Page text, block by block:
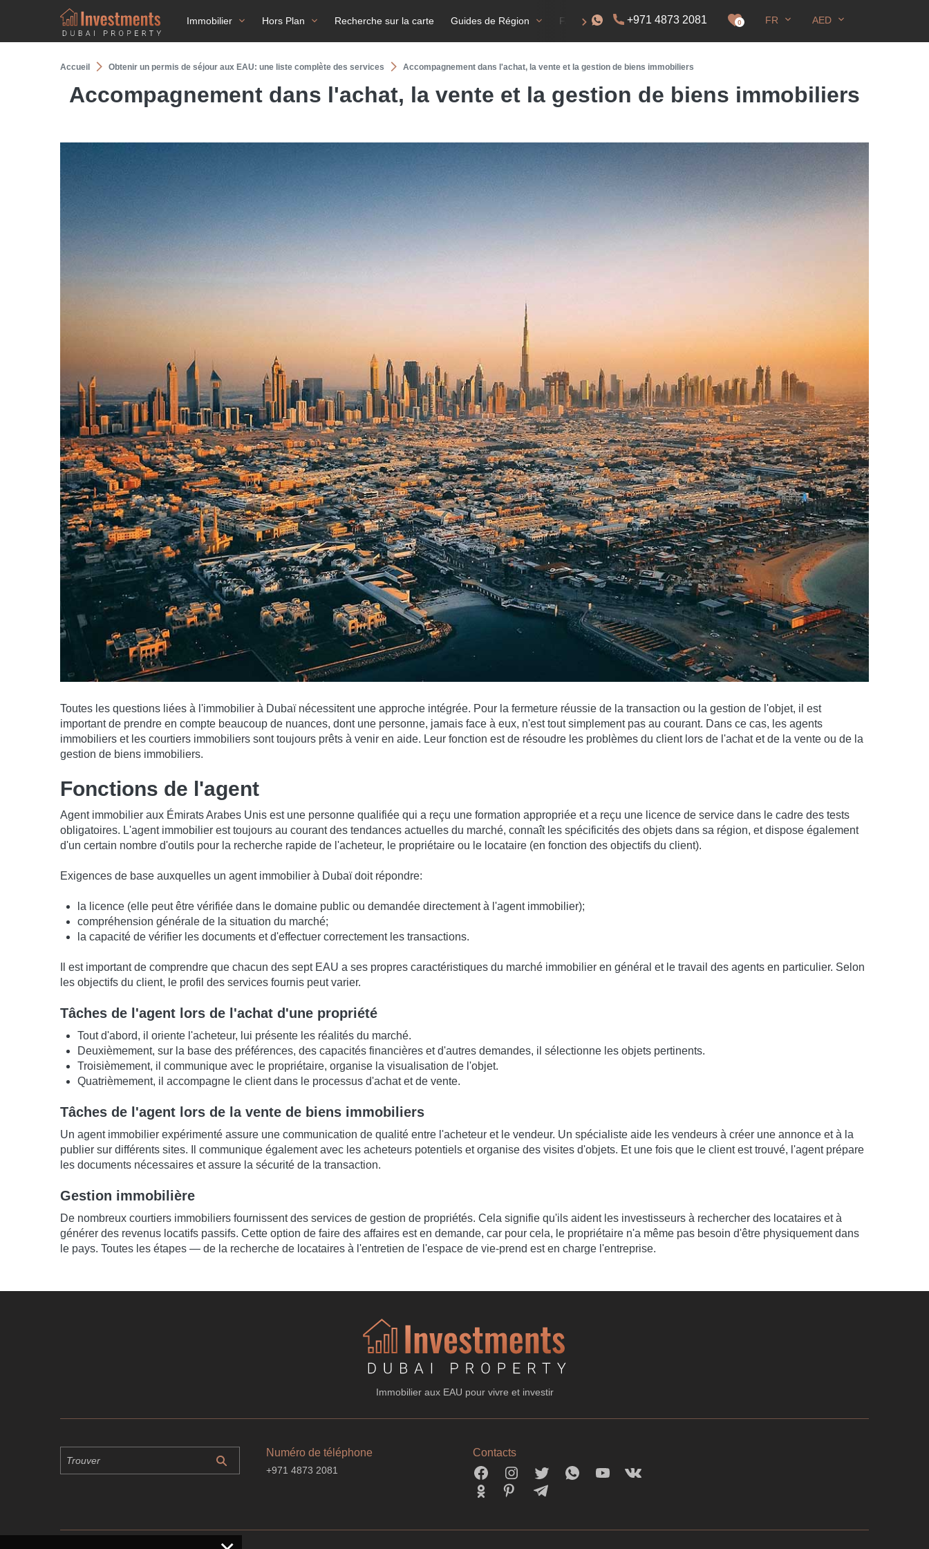
Immobilier Hors Plan Recherche sur la carte Guides de Région FAQ TDS+971 4873 2081 0 FR AED
Accueil Obtenir un permis de séjour aux EAU: une liste complète des services Accompagnement dans l'achat, la vente et la gestion de biens immobiliers
Accompagnement dans l'achat, la vente et la gestion de biens immobiliers
Toutes les questions liées à l'immobilier à Dubaï nécessitent une approche intégrée. Pour la fermeture réussie de la transaction ou la gestion de l'objet, il est
important de prendre en compte beaucoup de nuances, dont une personne, jamais face à eux, n'est tout simplement pas au courant. Dans ce cas, les agents
immobiliers et les courtiers immobiliers sont toujours prêts à venir en aide. Leur fonction est de résoudre les problèmes du client lors de l'achat et de la vente ou de la
gestion de biens immobiliers.
Fonctions de l'agent
Agent immobilier aux Émirats Arabes Unis est une personne qualifiée qui a reçu une formation appropriée et a reçu une licence de service dans le cadre des tests
obligatoires. L'agent immobilier est toujours au courant des tendances actuelles du marché, connaît les spécificités des objets dans sa région, et dispose également
d'un certain nombre d'outils pour la recherche rapide de l'acheteur, le propriétaire ou le locataire (en fonction des objectifs du client).
Exigences de base auxquelles un agent immobilier à Dubaï doit répondre:
la licence (elle peut être vérifiée dans le domaine public ou demandée directement à l'agent immobilier);
compréhension générale de la situation du marché;
la capacité de vérifier les documents et d'effectuer correctement les transactions.
Il est important de comprendre que chacun des sept EAU a ses propres caractéristiques du marché immobilier en général et le travail des agents en particulier. Selon
les objectifs du client, le profil des services fournis peut varier.
Tâches de l'agent lors de l'achat d'une propriété
Tout d'abord, il oriente l'acheteur, lui présente les réalités du marché.
Deuxièmement, sur la base des préférences, des capacités financières et d'autres demandes, il sélectionne les objets pertinents.
Troisièmement, il communique avec le propriétaire, organise la visualisation de l'objet.
Quatrièmement, il accompagne le client dans le processus d'achat et de vente.
Tâches de l'agent lors de la vente de biens immobiliers
Un agent immobilier expérimenté assure une communication de qualité entre l'acheteur et le vendeur. Un spécialiste aide les vendeurs à créer une annonce et à la
publier sur différents sites. Il communique également avec les acheteurs potentiels et organise des visites d'objets. Et une fois que le client est trouvé, l'agent prépare
les documents nécessaires et assure la sécurité de la transaction.
Gestion immobilière
De nombreux courtiers immobiliers fournissent des services de gestion de propriétés. Cela signifie qu'ils aident les investisseurs à rechercher des locataires et à
générer des revenus locatifs passifs. Cette option de faire des affaires est en demande, car pour cela, le propriétaire n'a même pas besoin d'être physiquement dans
le pays. Toutes les étapes — de la recherche de locataires à l'entretien de l'espace de vie-prend est en charge l'entreprise.
Immobilier aux EAU pour vivre et investir
Numéro de téléphone
+971 4873 2081
Contacts